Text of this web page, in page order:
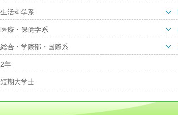
生活科学系
医療・保健学系
総合・学際部・国際系
2年
短期大学士